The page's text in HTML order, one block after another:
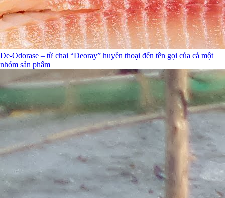
De-Odorase – từ chai “Deoray” huyền thoại đến tên gọi của cả một
nhóm sản phẩm